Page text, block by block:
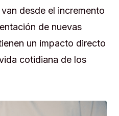
desde el incremento
de nuevas
un impacto directo
cotidiana de los